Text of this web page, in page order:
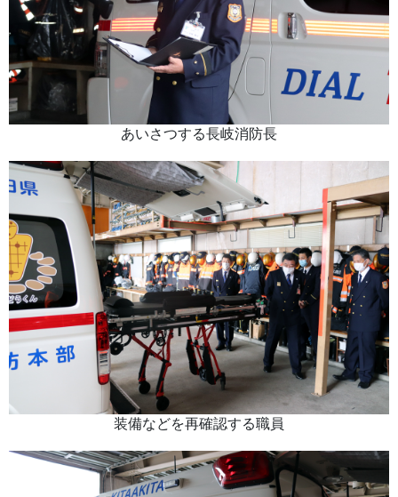
あいさつする長岐消防長
装備などを再確認する職員